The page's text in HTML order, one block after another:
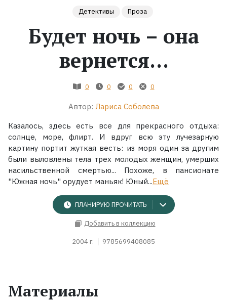
Экранизации
Коллекции
Детективы Проза
Будет ночь – она
вернется...
0 0 0 0
Автор: Лариса Соболева
Казалось, здесь есть все для прекрасного отдыха:
солнце, море, флирт. И вдруг всю эту лучезарную
картину портит жуткая весть: из моря один за другим
были выловлены тела трех молодых женщин, умерших
насильственной смертью... Похоже, в пансионате
"Южная ночь" орудует маньяк! Юный...Ещё
ПЛАНИРУЮ ПРОЧИТАТЬ
Добавить в коллекцию
2004 г. 9785699408085
Материалы